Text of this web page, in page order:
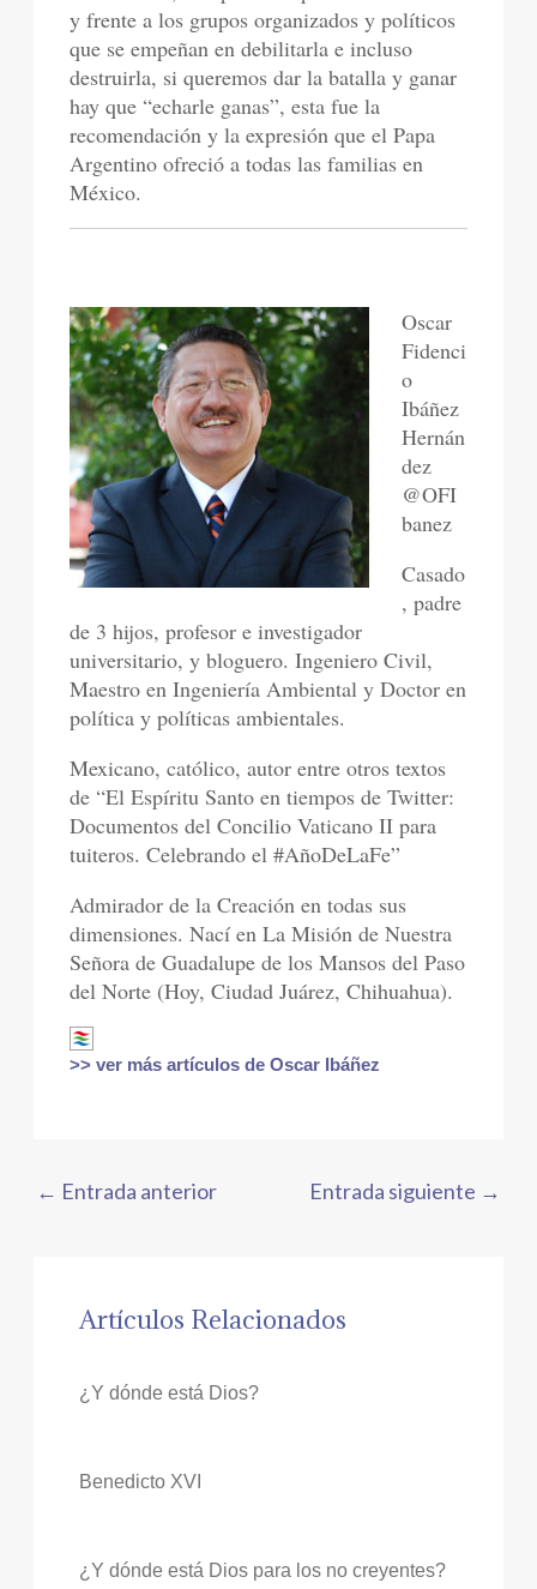
y frente a los grupos organizados y políticos
que se empeñan en debilitarla e incluso
destruirla, si queremos dar la batalla y ganar
hay que “echarle ganas”, esta fue la
recomendación y la expresión que el Papa
Argentino ofreció a todas las familias en
México.
Oscar
Fidenci
o
Ibáñez
Hernán
dez
@OFI
banez
Casado
, padre
de 3 hijos, profesor e investigador
universitario, y bloguero. Ingeniero Civil,
Maestro en Ingeniería Ambiental y Doctor en
política y políticas ambientales.
Mexicano, católico, autor entre otros textos
de “El Espíritu Santo en tiempos de Twitter:
Documentos del Concilio Vaticano II para
tuiteros. Celebrando el #AñoDeLaFe”
Admirador de la Creación en todas sus
dimensiones. Nací en La Misión de Nuestra
Señora de Guadalupe de los Mansos del Paso
del Norte (Hoy, Ciudad Juárez, Chihuahua).
>> ver más artículos de Oscar Ibáñez
← Entrada anterior Entrada siguiente →
Artículos Relacionados
¿Y dónde está Dios?
Benedicto XVI
¿Y dónde está Dios para los no creyentes?